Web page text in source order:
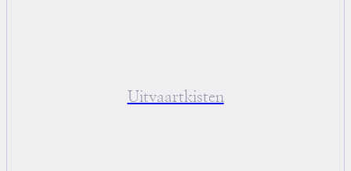
Uitvaartkisten